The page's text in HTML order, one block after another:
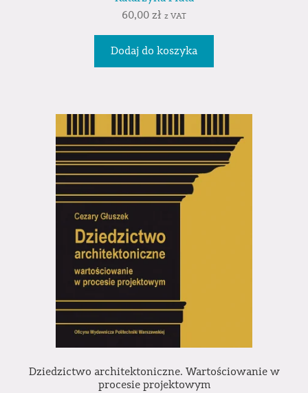
60,00 zł z VAT
Dodaj do koszyka
Dziedzictwo architektoniczne. Wartościowanie w
procesie projektowym